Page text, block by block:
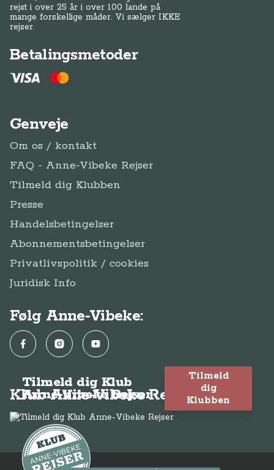
rejst i over 25 år i over 100 lande på
mange forskellige måder. Vi sælger IKKE
rejser.
Betalingsmetoder
Genveje
Om os / kontakt
FAQ - Anne-Vibeke Rejser
Tilmeld dig Klubben
Presse
Handelsbetingelser
Abonnementsbetingelser
Privatlivspolitik / cookies
Juridisk Info
Følg Anne-Vibeke:
FacebookInstagramYouTube
Klub Anne-Vibeke Rejser
Tilmeld dig Klub
Anne-Vibeke Rejser
Tilmeld
dig
Klubben